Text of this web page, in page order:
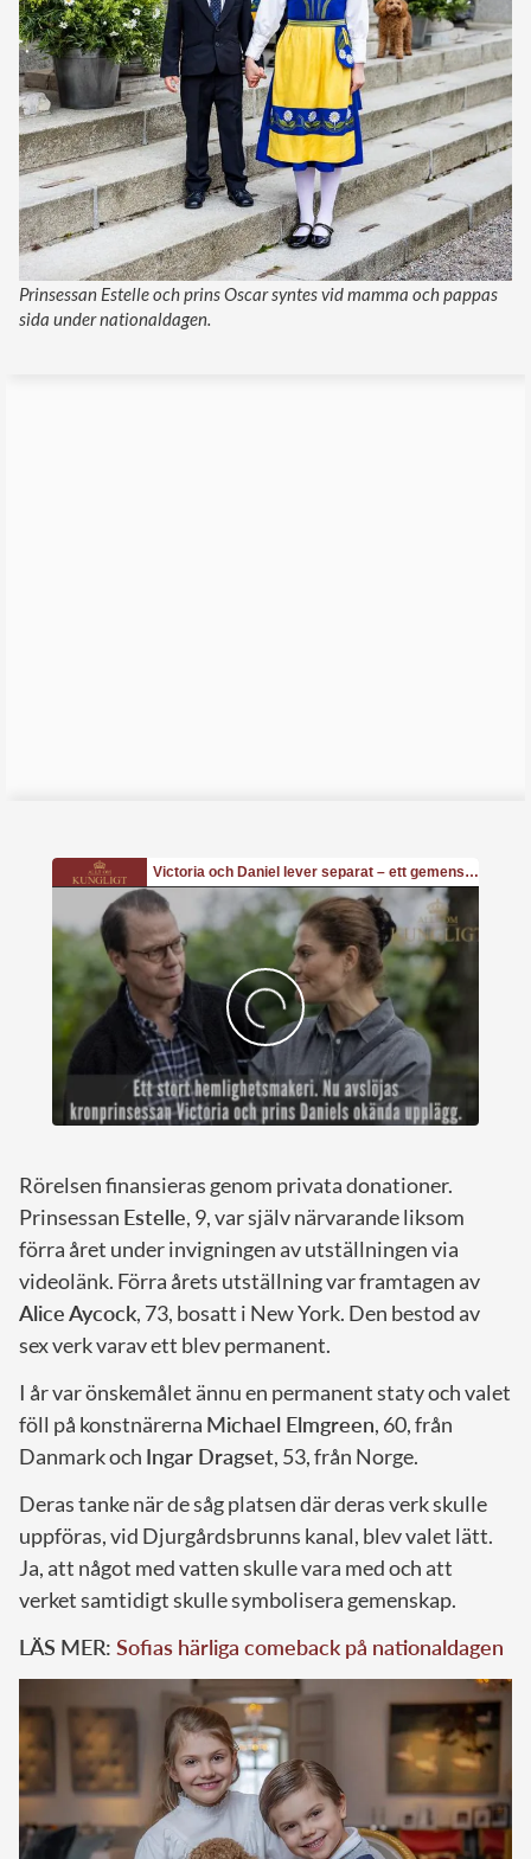
Prinsessan Estelle och prins Oscar syntes vid mamma och pappas
sida under nationaldagen.
Rörelsen finansieras genom privata donationer.
Prinsessan Estelle, 9, var själv närvarande liksom
förra året under invigningen av utställningen via
videolänk. Förra årets utställning var framtagen av
Alice Aycock, 73, bosatt i New York. Den bestod av
sex verk varav ett blev permanent.
I år var önskemålet ännu en permanent staty och valet
föll på konstnärerna Michael Elmgreen, 60, från
Danmark och Ingar Dragset, 53, från Norge.
Deras tanke när de såg platsen där deras verk skulle
uppföras, vid Djurgårdsbrunns kanal, blev valet lätt.
Ja, att något med vatten skulle vara med och att
verket samtidigt skulle symbolisera gemenskap.
LÄS MER: Sofias härliga comeback på nationaldagen